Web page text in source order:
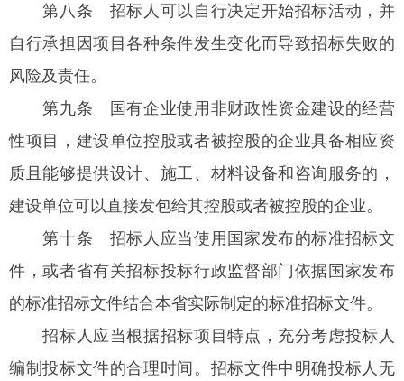
第八条 招标人可以自行决定开始招标活动，并
自行承担因项目各种条件发生变化而导致招标失败的
风险及责任。
第九条 国有企业使用非财政性资金建设的经营
性项目，建设单位控股或者被控股的企业具备相应资
质且能够提供设计、施工、材料设备和咨询服务的，
建设单位可以直接发包给其控股或者被控股的企业。
第十条 招标人应当使用国家发布的标准招标文
件，或者省有关招标投标行政监督部门依据国家发布
的标准招标文件结合本省实际制定的标准招标文件。
招标人应当根据招标项目特点，充分考虑投标人
编制投标文件的合理时间。招标文件中明确投标人无